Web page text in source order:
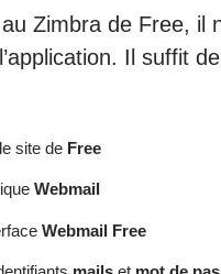
Zimbra de Free, il
Il suffit
site de Free
Webmail
Webmail Free